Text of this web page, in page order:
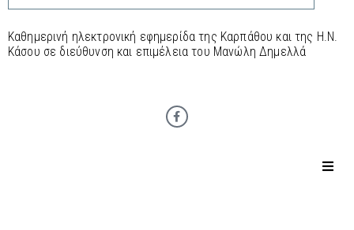
Καθημερινή ηλεκτρονική εφημερίδα της Καρπάθου και της Η.Ν.
Κάσου σε διεύθυνση και επιμέλεια του Μανώλη Δημελλά